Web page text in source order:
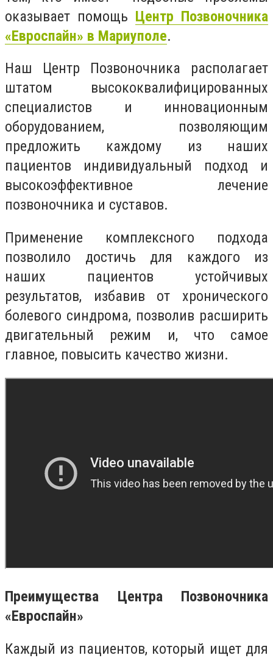
оказывает помощь Центр Позвоночника
«Евроспайн» в Мариуполе.
Наш Центр Позвоночника располагает
штатом высококвалифицированных
специалистов и инновационным
оборудованием, позволяющим
предложить каждому из наших
пациентов индивидуальный подход и
высокоэффективное лечение
позвоночника и суставов.
Применение комплексного подхода
позволило достичь для каждого из
наших пациентов устойчивых
результатов, избавив от хронического
болевого синдрома, позволив расширить
двигательный режим и, что самое
главное, повысить качество жизни.
Преимущества Центра Позвоночника
«Евроспайн»
Каждый из пациентов, который ищет для